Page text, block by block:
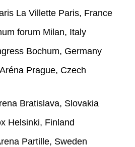
La Villette Paris, France
forum Milan, Italy
Bochum, Germany
Prague, Czech
Bratislava, Slovakia
Helsinki, Finland
Partille, Sweden